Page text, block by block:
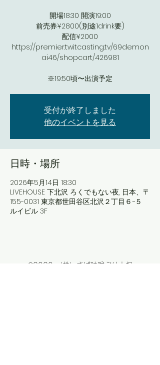
‪開場18:30 開演19:00‬
‪前売券¥2800(別途1drink要)‬
‪配信¥2000‬
‪https://premier.twitcasting.tv/69demon
ai46/shopcart/426981‬
‪※19:50頃〜出演予定‬
受付が終了しました
他のイベントを見る
日時・場所
2026年5月14日 18:30
LIVEHOUSE 下北沢 ろくでもない夜, 日本、〒
155-0031 東京都世田谷区北沢２丁目６−５
ルイビル 3F
©2020 （株）さば味噌ぶり大根